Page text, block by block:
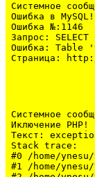
Системное
Ошибка в MySQL!
Ошибка №:1146
Запрос:
Ошибка: Table
Страница:
Системное
Иключение PHP!
Текст:
Stack trace:
#0 /home/
#1 /home/